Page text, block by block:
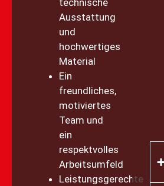
technische
Ausstattung
und
hochwertiges
Material
Ein
freundliches,
motiviertes
Team und
ein
respektvolles
Arbeitsumfeld
Leistungsgerechte